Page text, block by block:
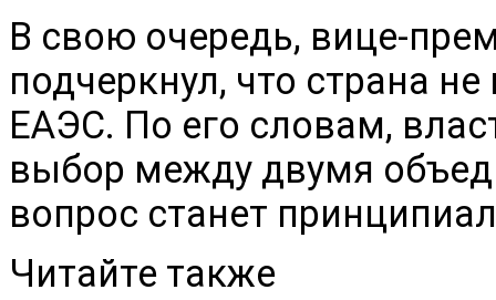
В свою очередь, вице-
подчеркнул, что страна
ЕАЭС. По его словам,
выбор между двумя
вопрос станет
Читайте также